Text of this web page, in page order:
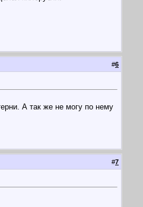
#6
А так же не могу по нему
#7